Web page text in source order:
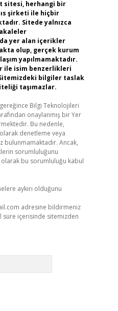
sitesi, herhangi bir
şirketi ile hiçbir
Sitede yalnızca
yer alan içerikler
olup, gerçek kurum
yapılmamaktadır.
ile isim benzerlikleri
bilgiler taslak
taşımazlar.
gereğince Bilgi Teknolojileri
onaylanmış bir Yer
Bu nedenle,
denetleme veya
bulunmamaktadır. Ancak,
sorumluluğunu
bu sorumluluğu kabul
aykırı olduğunu
adresine bildirmeniz
süre içerisinde sitemizden